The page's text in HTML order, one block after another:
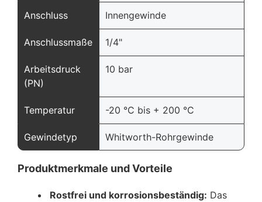
Anschluss Innengewinde
Anschlussmaße 1/4"
Arbeitsdruck
(PN)
10 bar
Temperatur -20 °C bis + 200 °C
Gewindetyp Whitworth-Rohrgewinde
Produktmerkmale und Vorteile
Rostfrei und korrosionsbeständig: Das